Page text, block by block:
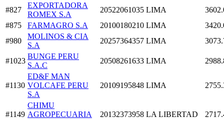
#827
EXPORTADORA
ROMEX S.A
20522061035 LIMA
#875
FARMAGRO S.A 20100180210 LIMA
#980
MOLINOS & CIA
S.A
20257364357 LIMA
#1023
BUNGE PERU
S.A.C
20508261633 LIMA
#1130
ED&F MAN
VOLCAFE PERU
S.A
20109195848 LIMA
#1149
CHIMU
AGROPECUARIA
20132373958 LA LIBERTAD